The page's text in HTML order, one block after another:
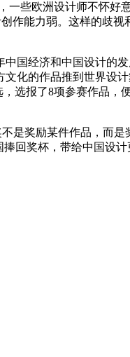
些欧洲设计师不怀好
作能力弱。这样的歧
国经济和中国设计的
化的作品推到世界设
选报了8项参赛作品，
是奖励某件作品，而
回奖杯，带给中国设